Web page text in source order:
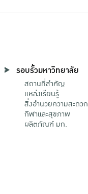
รอบรั้วมหาวิทยาลัย
สถานที่สำคัญ
แหล่งเรียนรู้
สิ่งอำนวยความสะดวก
กีฬาและสุขภาพ
ผลิตภัณฑ์ มก.